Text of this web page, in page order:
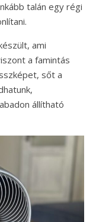
talán egy régi
ami
a famintás
sőt a
állítható